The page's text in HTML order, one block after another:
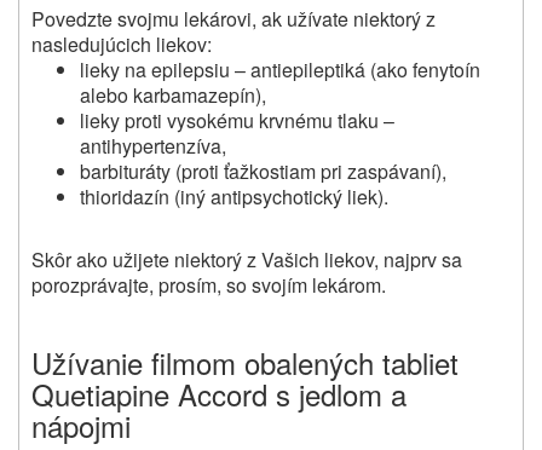
Povedzte svojmu lekárovi, ak užívate niektorý z
nasledujúcich liekov:
lieky na epilepsiu – antiepileptiká (ako fenytoín
alebo karbamazepín),
lieky proti vysokému krvnému tlaku –
antihypertenzíva,
barbituráty (proti ťažkostiam pri zaspávaní),
thioridazín (iný antipsychotický liek).
Skôr ako užijete niektorý z Vašich liekov, najprv sa
porozprávajte, prosím, so svojím lekárom.
Užívanie filmom obalených tabliet
Quetiapine Accord s jedlom a
nápojmi